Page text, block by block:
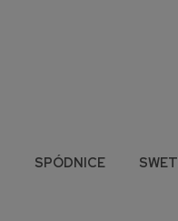
SPÓDNICE